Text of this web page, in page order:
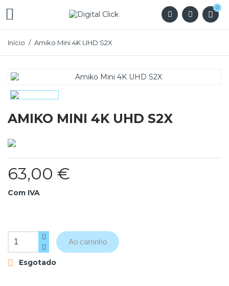
 0
Início Amiko Mini 4K UHD S2X
AMIKO MINI 4K UHD S2X
63,00 €
Com IVA
Ao carrinho
 Esgotado